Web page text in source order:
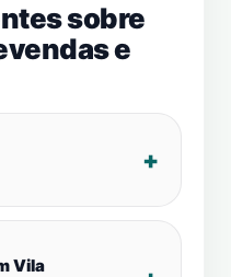
sobre
e
Vila